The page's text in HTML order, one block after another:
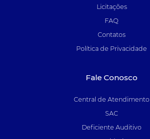
Licitações
FAQ
Contatos
Política de Privacidade
Fale Conosco
Central de Atendimento
SAC
Deficiente Auditivo